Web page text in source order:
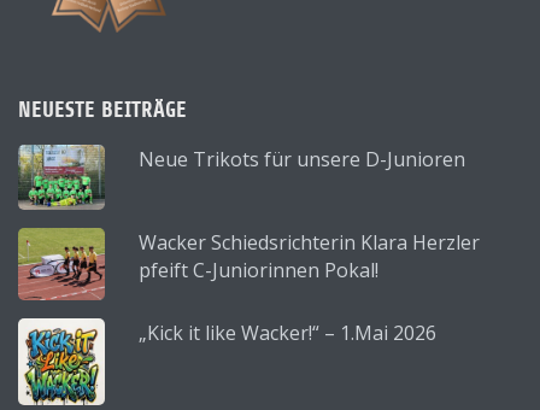
NEUESTE BEITRÄGE
Neue Trikots für unsere D-Junioren
Wacker Schiedsrichterin Klara Herzler
pfeift C-Juniorinnen Pokal!
„Kick it like Wacker!“ – 1.Mai 2026